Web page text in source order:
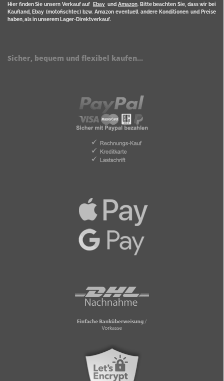
Hier finden Sie unsern Verkauf auf Ebayund Amazon. Bitte beachten Sie, dass wir bei
Kaufland, Ebay (motofischtec) bzw. Amazon eventuell andere Konditionen und Preise
haben, als in unserem Lager-Direktverkauf.
Sicher, bequem und flexibel kaufen...